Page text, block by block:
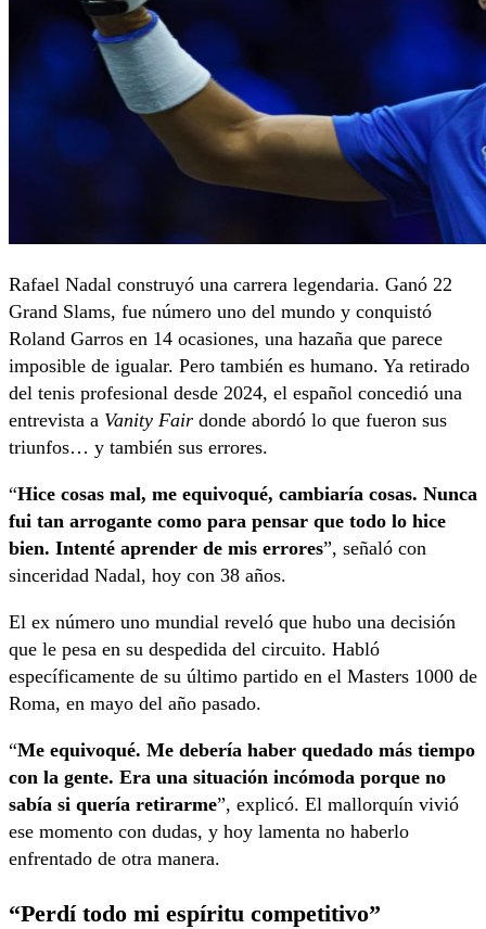
Rafael Nadal construyó una carrera legendaria. Ganó 22
Grand Slams, fue número uno del mundo y conquistó
Roland Garros en 14 ocasiones, una hazaña que parece
imposible de igualar. Pero también es humano. Ya retirado
del tenis profesional desde 2024, el español concedió una
entrevista a Vanity Fair donde abordó lo que fueron sus
triunfos… y también sus errores.
“Hice cosas mal, me equivoqué, cambiaría cosas. Nunca
fui tan arrogante como para pensar que todo lo hice
bien. Intenté aprender de mis errores”, señaló con
sinceridad Nadal, hoy con 38 años.
El ex número uno mundial reveló que hubo una decisión
que le pesa en su despedida del circuito. Habló
específicamente de su último partido en el Masters 1000 de
Roma, en mayo del año pasado.
“Me equivoqué. Me debería haber quedado más tiempo
con la gente. Era una situación incómoda porque no
sabía si quería retirarme”, explicó. El mallorquín vivió
ese momento con dudas, y hoy lamenta no haberlo
enfrentado de otra manera.
“Perdí todo mi espíritu competitivo”